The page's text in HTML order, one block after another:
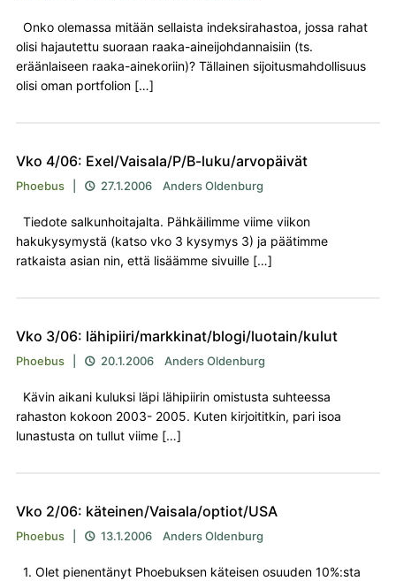
Onko olemassa mitään sellaista indeksirahastoa, jossa rahat
olisi hajautettu suoraan raaka-aineijohdannaisiin (ts.
eräänlaiseen raaka-ainekoriin)? Tällainen sijoitusmahdollisuus
olisi oman portfolion […]
Vko 4/06: Exel/Vaisala/P/B-luku/arvopäivät
Phoebus 27.1.2006 Anders Oldenburg
Tiedote salkunhoitajalta. Pähkäilimme viime viikon
hakukysymystä (katso vko 3 kysymys 3) ja päätimme
ratkaista asian nin, että lisäämme sivuille […]
Vko 3/06: lähipiiri/markkinat/blogi/luotain/kulut
Phoebus 20.1.2006 Anders Oldenburg
Kävin aikani kuluksi läpi lähipiirin omistusta suhteessa
rahaston kokoon 2003- 2005. Kuten kirjoititkin, pari isoa
lunastusta on tullut viime […]
Vko 2/06: käteinen/Vaisala/optiot/USA
Phoebus 13.1.2006 Anders Oldenburg
1. Olet pienentänyt Phoebuksen käteisen osuuden 10%:sta